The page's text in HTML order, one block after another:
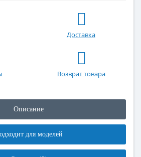
Доставка
Возврат товара
Описание
для моделей